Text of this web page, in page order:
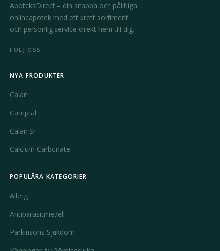
ApoteksDirect – din snabba och pålitliga
onlineapotek med ett brett sortiment
och personlig service direkt hem till dig.
FÖLJ OSS
NYA PRODUKTER
Calan
Campral
Calan Sr
Calcium Carbonate
POPULÄRA KATEGORIER
Allergi
Antiparasitmedel
Parkinsons Sjukdom